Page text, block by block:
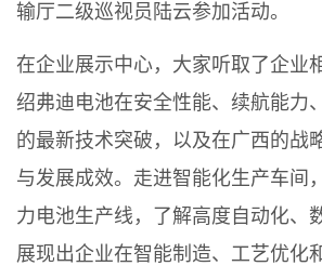
输厅二级巡视员陆云参加活动。
在企业展示中心，大家听取了企业
绍弗迪电池在安全性能、续航能力
的最新技术突破，以及在广西的战
与发展成效。走进智能化生产车间
力电池生产线，了解高度自动化、
展现出企业在智能制造、工艺优化